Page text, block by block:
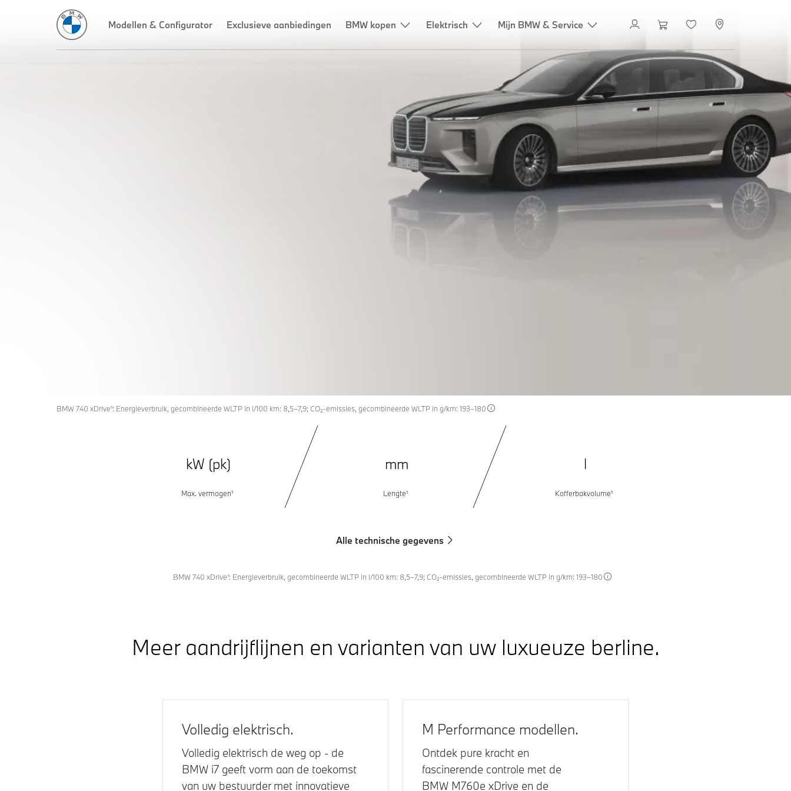
Modellen & Configurator Exclusieve aanbiedingen BMW kopen Elektrisch Mijn BMW & Service
BMW 740 xDrive¹: Energieverbruik, gecombineerde WLTP in l/100 km: 8,5–7,9; CO₂-emissies, gecombineerde WLTP in g/km: 193–180
kW (pk) mm l
Max. vermogen¹ Lengte¹ Kofferbakvolume¹
Alle technische gegevens
BMW 740 xDrive¹: Energieverbruik, gecombineerde WLTP in l/100 km: 8,5–7,9; CO₂-emissies, gecombineerde WLTP in g/km: 193–180
Meer aandrijflijnen en varianten van uw luxueuze berline.
Volledig elektrisch.
Volledig elektrisch de weg op - de
BMW i7 geeft vorm aan de toekomst
van uw bestuurder met innovatieve
M Performance modellen.
Ontdek pure kracht en
fascinerende controle met de
BMW M760e xDrive en de